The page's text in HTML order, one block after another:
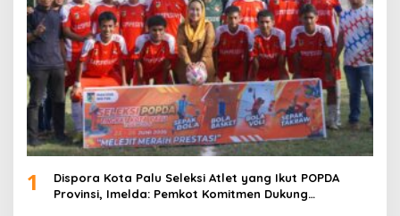
1
Dispora Kota Palu Seleksi Atlet yang Ikut POPDA
Provinsi, Imelda: Pemkot Komitmen Dukung